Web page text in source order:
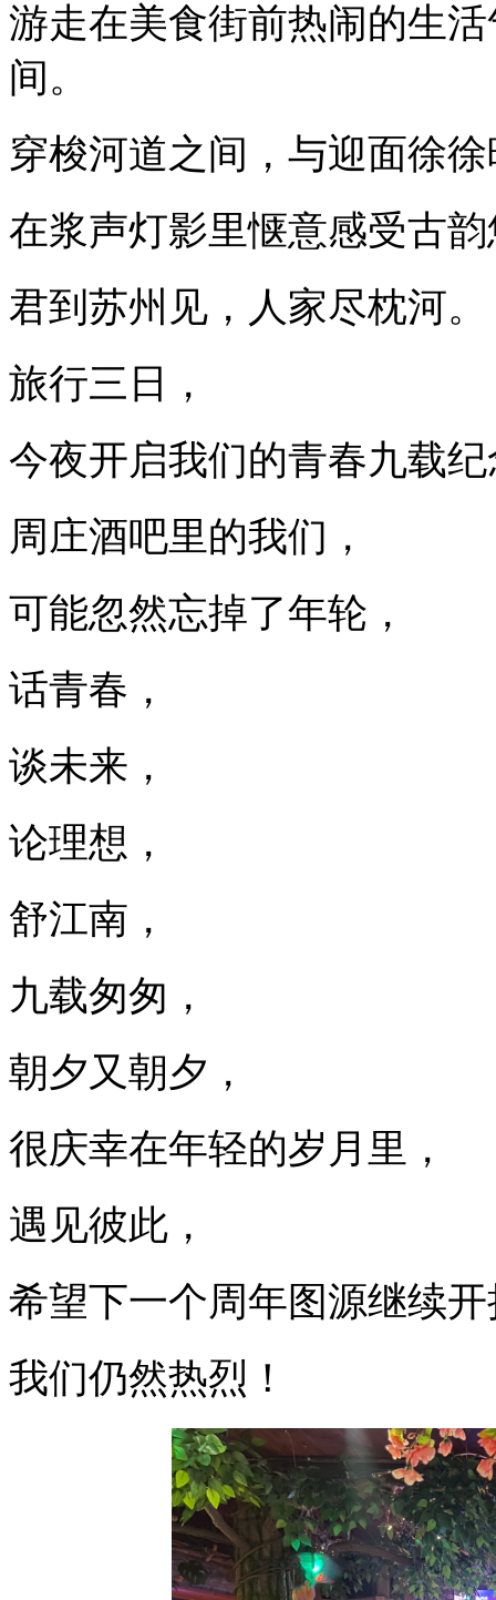
游走在美食街前热闹的生
间。
穿梭河道之间，与迎面徐
在浆声灯影里惬意感受古
君到苏州见，人家尽枕河。
旅行三日，
今夜开启我们的青春九载
周庄酒吧里的我们，
可能忽然忘掉了年轮，
话青春，
谈未来，
论理想，
舒江南，
九载匆匆，
朝夕又朝夕，
很庆幸在年轻的岁月里，
遇见彼此，
希望下一个周年图源继续
我们仍然热烈！